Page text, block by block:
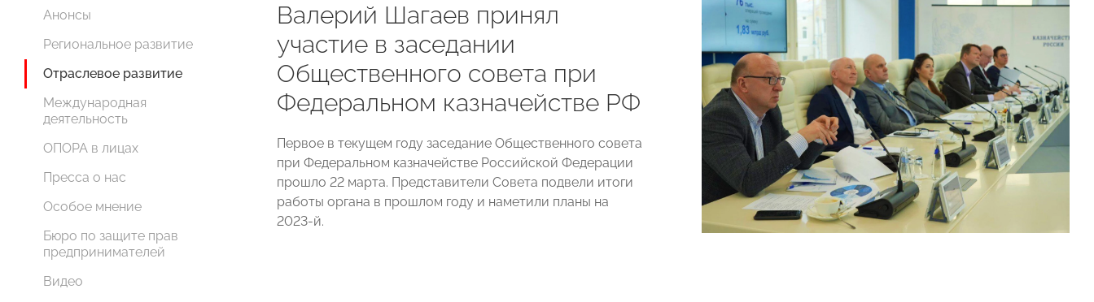
Анонсы
Региональное развитие
Отраслевое развитие
Международная
деятельность
ОПОРА в лицах
Пресса о нас
Особое мнение
Бюро по защите прав
предпринимателей
Видео
Валерий Шагаев принял
участие в заседании
Общественного совета при
Федеральном казначействе РФ
Первое в текущем году заседание Общественного совета
при Федеральном казначействе Российской Федерации
прошло 22 марта. Представители Совета подвели итоги
работы органа в прошлом году и наметили планы на
2023-й.